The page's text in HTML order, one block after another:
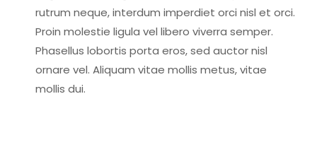
rutrum neque, interdum imperdiet orci nisl et orci.
Proin molestie ligula vel libero viverra semper.
Phasellus lobortis porta eros, sed auctor nisl
ornare vel. Aliquam vitae mollis metus, vitae
mollis dui.